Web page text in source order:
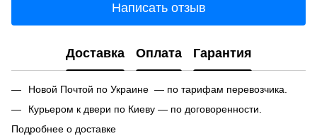
Написать отзыв
Доставка Оплата Гарантия
Новой Почтой по Украине — по тарифам перевозчика.
Курьером к двери по Киеву — по договоренности.
Подробнее о доставке